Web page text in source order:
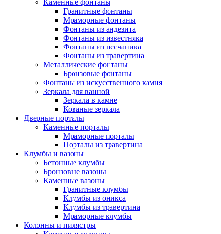
Каменные фонтаны
Гранитные фонтаны
Мраморные фонтаны
Фонтаны из андезита
Фонтаны из известняка
Фонтаны из песчаника
Фонтаны из травертина
Металлические фонтаны
Бронзовые фонтаны
Фонтаны из искусственного камня
Зеркала для ванной
Зеркала в камне
Кованые зеркала
Дверные порталы
Каменные порталы
Мраморные порталы
Порталы из травертина
Клумбы и вазоны
Бетонные клумбы
Бронзовые вазоны
Каменные вазоны
Гранитные клумбы
Клумбы из оникса
Клумбы из травертина
Мраморные клумбы
Колонны и пилястры